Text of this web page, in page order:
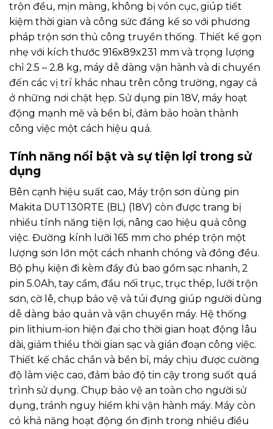
trộn đều, mịn màng, không bị vón cục, giúp tiết
kiệm thời gian và công sức đáng kể so với phương
pháp trộn sơn thủ công truyền thống. Thiết kế gọn
nhẹ với kích thước 916x89x231 mm và trọng lượng
chỉ 2.5 – 2.8 kg, máy dễ dàng vận hành và di chuyển
đến các vị trí khác nhau trên công trường, ngay cả
ở những nơi chật hẹp. Sử dụng pin 18V, máy hoạt
động mạnh mẽ và bền bỉ, đảm bảo hoàn thành
công việc một cách hiệu quả.
Tính năng nổi bật và sự tiện lợi trong sử
dụng
Bên cạnh hiệu suất cao, Máy trộn sơn dùng pin
Makita DUT130RTE (BL) (18V) còn được trang bị
nhiều tính năng tiện lợi, nâng cao hiệu quả công
việc. Đường kính lưỡi 165 mm cho phép trộn một
lượng sơn lớn một cách nhanh chóng và đồng đều.
Bộ phụ kiện đi kèm đầy đủ bao gồm sạc nhanh, 2
pin 5.0Ah, tay cầm, đầu nối trục, trục thép, lưỡi trộn
sơn, cờ lê, chụp bảo vệ và túi đựng giúp người dùng
dễ dàng bảo quản và vận chuyển máy. Hệ thống
pin lithium-ion hiện đại cho thời gian hoạt động lâu
dài, giảm thiểu thời gian sạc và gián đoạn công việc.
Thiết kế chắc chắn và bền bỉ, máy chịu được cường
độ làm việc cao, đảm bảo độ tin cậy trong suốt quá
trình sử dụng. Chụp bảo vệ an toàn cho người sử
dụng, tránh nguy hiểm khi vận hành máy. Máy còn
có khả năng hoạt động ổn định trong nhiều điều